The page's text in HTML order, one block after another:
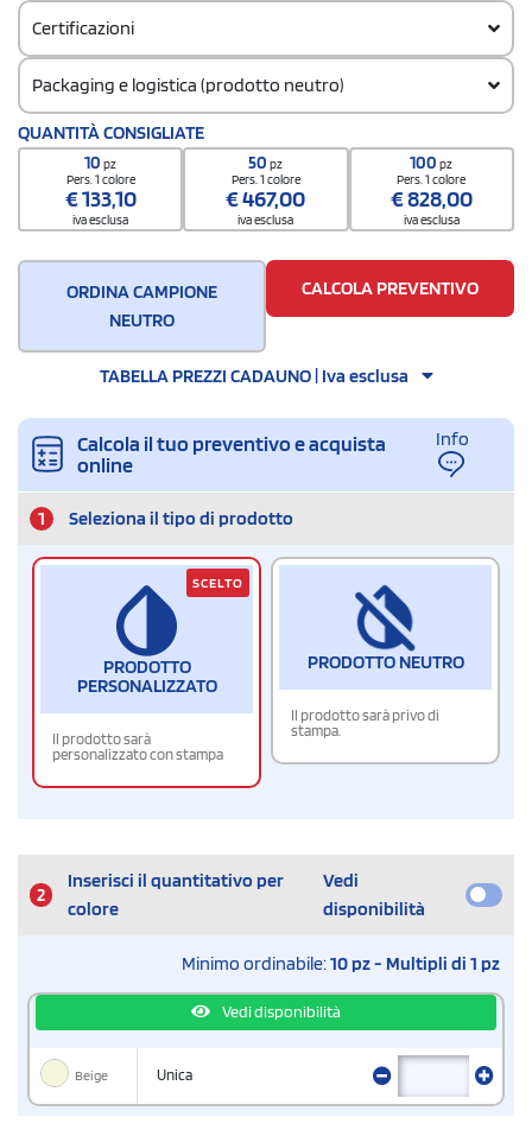
Certificazioni
Packaging e logistica (prodotto neutro)
Codice doganale
8523511000000000000000
Quantità per confezione
20 / Joined bubble bag
Quantità per scatola
500
QUANTITÀ CONSIGLIATE
10pz
Pers. 1 colore
€133,10
iva esclusa
50pz
Pers. 1 colore
€467,00
iva esclusa
100pz
Pers. 1 colore
€828,00
iva esclusa
ORDINA CAMPIONE
NEUTRO
CALCOLA PREVENTIVO
TABELLA PREZZI CADAUNO | Iva esclusa
Calcola il tuo preventivo e acquista
online
Info
1 Seleziona il tipo di prodotto
PRODOTTO
PERSONALIZZATO
Il prodotto sarà
personalizzato con stampa
SCELTO
PRODOTTO NEUTRO
Il prodotto sarà privo di
stampa.
2
Inserisci il quantitativo per
colore
Vedi
disponibilità
Minimo ordinabile:10 pz - Multipli di 1 pz
Vedi disponibilità
Beige Unica